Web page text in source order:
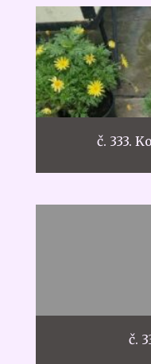
č. 333.
č.